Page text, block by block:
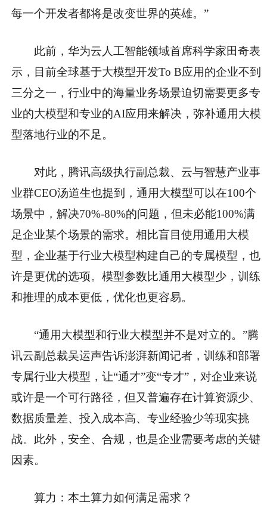
每一个开发者都将是改变世界的英雄。”
此前，华为云人工智能领域首席科学家田奇表
示，目前全球基于大模型开发To B应用的企业不到
三分之一，行业中的海量业务场景迫切需要更多专
业的大模型和专业的AI应用来解决，弥补通用大模
型落地行业的不足。
对此，腾讯高级执行副总裁、云与智慧产业事
业群CEO汤道生也提到，通用大模型可以在100个
场景中，解决70%-80%的问题，但未必能100%满
足企业某个场景的需求。相比盲目使用通用大模
型，企业基于行业大模型构建自己的专属模型，也
许是更优的选项。模型参数比通用大模型少，训练
和推理的成本更低，优化也更容易。
“通用大模型和行业大模型并不是对立的。”腾
讯云副总裁吴运声告诉澎湃新闻记者，训练和部署
专属行业大模型，让“通才”变“专才”，对企业来说
或许是一个可行路径，但又普遍存在计算资源少、
数据质量差、投入成本高、专业经验少等现实挑
战。此外，安全、合规，也是企业需要考虑的关键
因素。
算力：本土算力如何满足需求？